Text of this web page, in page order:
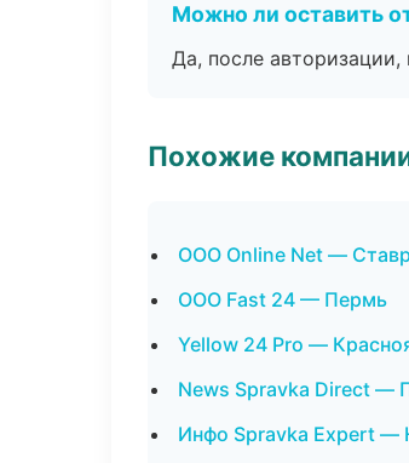
Можно ли оставить
Да, после
Похожие
ООО Online Net —
ООО Fast 24 — Пермь
Yellow 24 Pro —
News Spravka Direct —
Инфо Spravka Expert —